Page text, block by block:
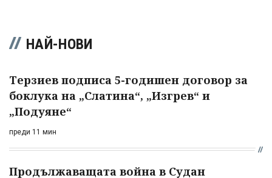
НАЙ-НОВИ
Терзиев подписа 5-годишен договор за
боклука на „Слатина“, „Изгрев“ и
„Подуяне“
преди 11 мин
Продължаващата война в Судан